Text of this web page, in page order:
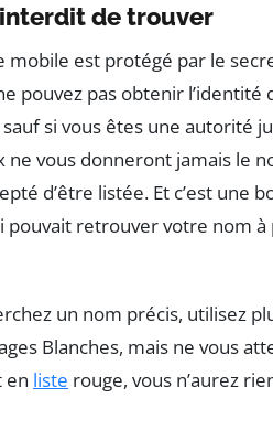
de trouver
mobile est protégé par le
pouvez pas obtenir
si vous êtes une autorité
vous donneront jamais le
d’être listée. Et c’est une
pouvait retrouver votre nom
un nom précis, utilisez
Blanches, mais ne vous
en liste rouge, vous n’aurez